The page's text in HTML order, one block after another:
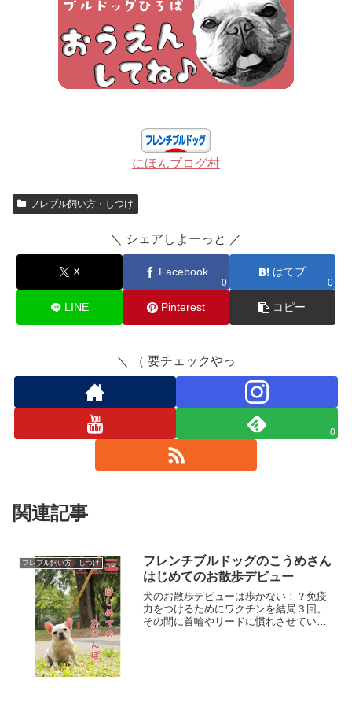
にほんブログ村
フレブル飼い方・しつけ
＼ シェアしよーっと ／
X Facebook
0
はてブ
0
LINE Pinterest コピー
＼ （ 要チェックやっ
0
関連記事
フレブル飼い方・しつけ
フレンチブルドッグのこうめさん
はじめてのお散歩デビュー
犬のお散歩デビューは歩かない！？免疫
力をつけるためにワクチンを結局３回。
その間に首輪やリードに慣れさせていよ